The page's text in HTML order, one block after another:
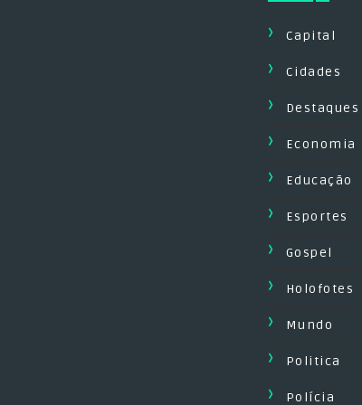
Capital
Cidades
Destaques
Economia
Educação
Esportes
Gospel
Holofotes
Mundo
Politica
Polícia